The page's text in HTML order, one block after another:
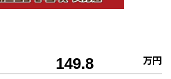
149.8 万円